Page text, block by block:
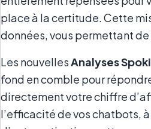
place à la certitude. Cette
données, vous permettant
Les nouvellesAnalyses Spoki
fond en comble pour
directement votre chiffre
l’efficacité de vos chatbots,